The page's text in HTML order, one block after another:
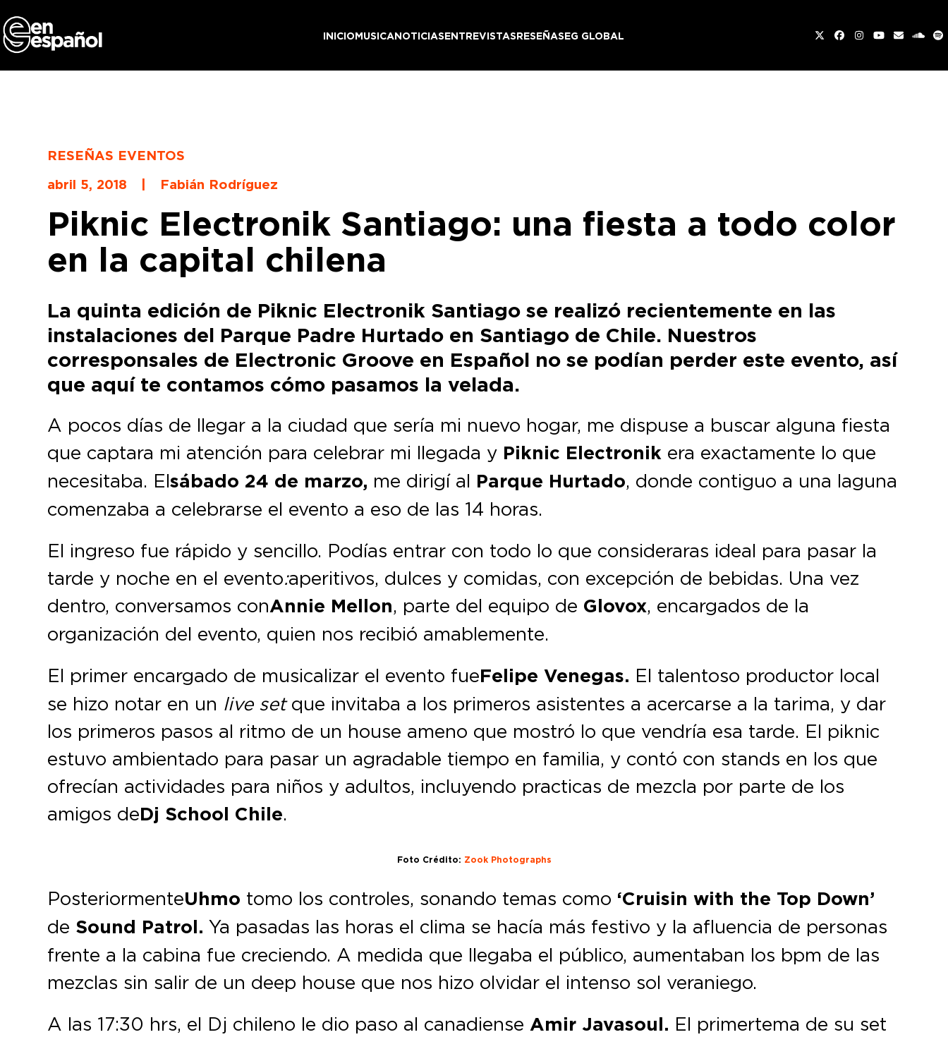
to
content
INICIOMUSICANOTICIASENTREVISTASRESEÑASEG GLOBAL TwitterFacebook
Instagram
YouTube
Email
RESEÑAS EVENTOS
abril 5, 2018
| Fabián Rodríguez
Piknic Electronik Santiago: una fiesta a todo color
en la capital chilena
La quinta edición de Piknic Electronik Santiago se realizó recientemente en las
instalaciones del Parque Padre Hurtado en Santiago de Chile. Nuestros
corresponsales de Electronic Groove en Español no se podían perder este evento, así
que aquí te contamos cómo pasamos la velada.
A pocos días de llegar a la ciudad que sería mi nuevo hogar, me dispuse a buscar alguna fiesta
que captara mi atención para celebrar mi llegada y Piknic Electronik era exactamente lo que
necesitaba. Elsábado 24 de marzo, me dirigí al Parque Hurtado, donde contiguo a una laguna
comenzaba a celebrarse el evento a eso de las 14 horas.
El ingreso fue rápido y sencillo. Podías entrar con todo lo que consideraras ideal para pasar la
tarde y noche en el evento:aperitivos, dulces y comidas, con excepción de bebidas. Una vez
dentro, conversamos conAnnie Mellon, parte del equipo de Glovox, encargados de la
organización del evento, quien nos recibió amablemente.
El primer encargado de musicalizar el evento fueFelipe Venegas. El talentoso productor local
se hizo notar en un live setque invitaba a los primeros asistentes a acercarse a la tarima, y dar
los primeros pasos al ritmo de un house ameno que mostró lo que vendría esa tarde. El piknic
estuvo ambientado para pasar un agradable tiempo en familia, y contó con stands en los que
ofrecían actividades para niños y adultos, incluyendo practicas de mezcla por parte de los
amigos deDj School Chile.
Foto Crédito: Zook Photographs
PosteriormenteUhmo tomo los controles, sonando temas como ‘Cruisin with the Top Down’
de Sound Patrol.Ya pasadas las horas el clima se hacía más festivo y la afluencia de personas
frente a la cabina fue creciendo. A medida que llegaba el público, aumentaban los bpm de las
mezclas sin salir de un deep house que nos hizo olvidar el intenso sol veraniego.
A las 17:30 hrs, el Dj chileno le dio paso al canadiense Amir Javasoul. El primer tema de su set